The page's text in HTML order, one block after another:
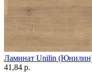
Ламинат Unilin
41,84 p.